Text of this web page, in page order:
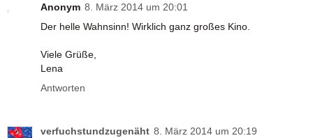
Anonym 8. März 2014 um 20:01
Der helle Wahnsinn! Wirklich ganz großes Kino.
Viele Grüße,
Lena
Antworten
verfuchstundzugenäht 8. März 2014 um 20:19